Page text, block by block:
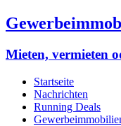
Mieten, vermieten
Startseite
Nachrichten
Running Deals